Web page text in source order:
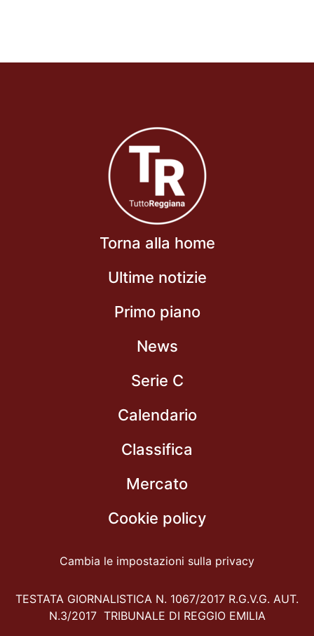
Torna alla home
Ultime notizie
Primo piano
News
Serie C
Calendario
Classifica
Mercato
Cookie policy
Cambia le impostazioni sulla privacy
TESTATA GIORNALISTICA N. 1067/2017 R.G.V.G. AUT.
N.3/2017 TRIBUNALE DI REGGIO EMILIA